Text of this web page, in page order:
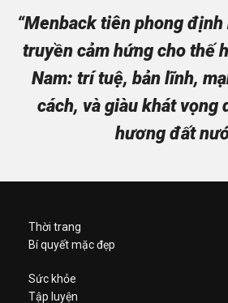
“Menback tiên phong định
truyền cảm hứng cho thế
Nam: trí tuệ, bản lĩnh,
cách, và giàu khát vọng
hương đất
Thời trang
Bí quyết mặc đẹp
Sức khỏe
Tập luyện